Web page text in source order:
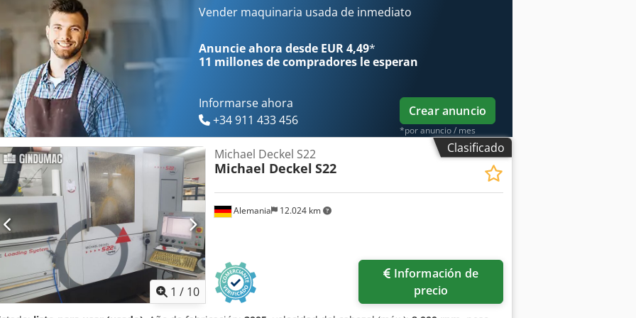
Vender maquinaria usada de inmediato
Anuncie ahora desde EUR 4,49*
11 millones de compradores le esperan
Informarse ahora
+34 911 433 456
Crear anuncio
*por anuncio / mes
Clasificado
1 / 10
Alemania 12.024 km
Michael Deckel S22
Michael Deckel S22
precio